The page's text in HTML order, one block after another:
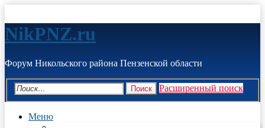
NikPNZ.ru
Форум Никольского района Пензенской области
Поиск Расширенный поиск
Меню